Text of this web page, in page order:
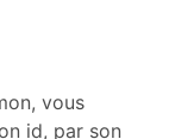
vous
id, par son